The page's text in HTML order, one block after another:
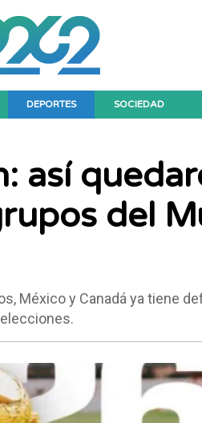
DEPORTES SOCIEDAD
así
del
México y Canadá ya tiene